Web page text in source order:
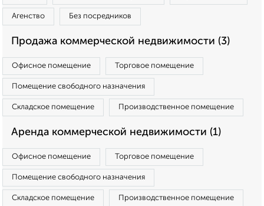
Агенство Без посредников
Продажа коммерческой недвижимости (3)
Офисное помещение Торговое помещение
Помещение свободного назначения
Складское помещение Производственное помещение
Аренда коммерческой недвижимости (1)
Офисное помещение Торговое помещение
Помещение свободного назначения
Складское помещение Производственное помещение